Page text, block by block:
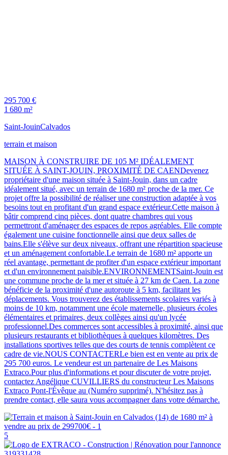
295 700 €
1 680 m²
Saint-JouinCalvados
terrain et maison
MAISON À CONSTRUIRE DE 105 M² IDÉALEMENT
SITUÉE À SAINT-JOUIN, PROXIMITÉ DE CAENDevenez
propriétaire d'une maison située à Saint-Jouin, dans un cadre
idéalement situé, avec un terrain de 1680 m² proche de la mer. Ce
projet offre la possibilité de réaliser une construction adaptée à vos
besoins tout en profitant d'un grand espace extérieur.Cette maison à
bâtir comprend cinq pièces, dont quatre chambres qui vous
permettront d'aménager des espaces de repos agréables. Elle compte
également une cuisine fonctionnelle ainsi que deux salles de
bains.Elle s'élève sur deux niveaux, offrant une répartition spacieuse
et un aménagement confortable.Le terrain de 1680 m² apporte un
réel avantage, permettant de profiter d'un espace extérieur important
et d'un environnement paisible.ENVIRONNEMENTSaint-Jouin est
une commune proche de la mer et située à 27 km de Caen. La zone
bénéficie de la proximité d'une autoroute à 5 km, facilitant les
déplacements. Vous trouverez des établissements scolaires variés à
moins de 10 km, notamment une école maternelle, plusieurs écoles
élémentaires et primaires, deux collèges ainsi qu'un lycée
professionnel.Des commerces sont accessibles à proximité, ainsi que
plusieurs restaurants et bibliothèques à quelques kilomètres. Des
installations sportives telles que des courts de tennis complètent ce
cadre de vie.NOUS CONTACTERLe bien est en vente au prix de
295 700 euros. Le vendeur est un partenaire de Les Maisons
Extraco.Pour plus d'informations et pour discuter de votre projet,
contactez Angélique CUVILLIERS du constructeur Les Maisons
Extraco Pont-l'Évêque au (Numéro supprimé). N'hésitez pas à
prendre contact, elle saura vous accompagner dans votre démarche.
5